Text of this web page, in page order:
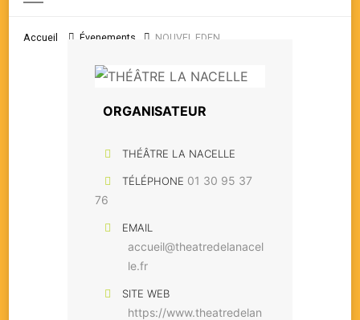
Accueil Évenements NOUVEL EDEN
ORGANISATEUR
THÉÂTRE LA NACELLE
TÉLÉPHONE 01 30 95 37
76
EMAIL
accueil@theatredelanacel
le.fr
SITE WEB
https://www.theatredelan